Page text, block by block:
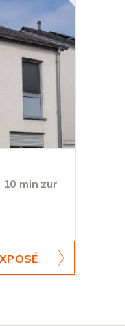
10 min zur